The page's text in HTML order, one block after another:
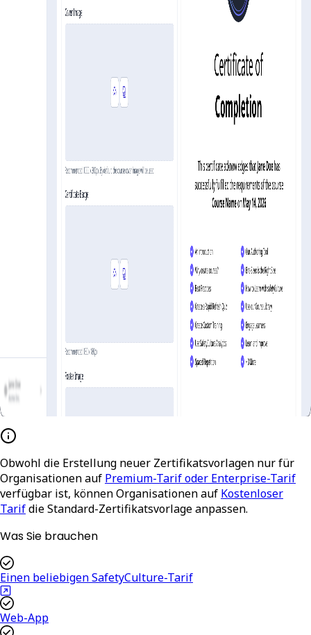
Obwohl die Erstellung neuer Zertifikatsvorlagen nur für
Organisationen auf Premium-Tarif oder Enterprise-Tarif
verfügbar ist, können Organisationen auf Kostenloser
Tarifdie Standard-Zertifikatsvorlage anpassen.
Was Sie brauchen
Einen beliebigen SafetyCulture-Tarif
Web-App